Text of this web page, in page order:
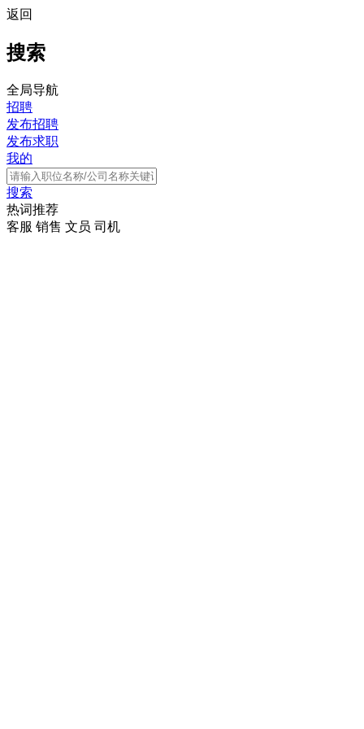
返回
搜索
全局导航
招聘
发布招聘
发布求职
我的
搜索
热词推荐
客服 销售 文员 司机